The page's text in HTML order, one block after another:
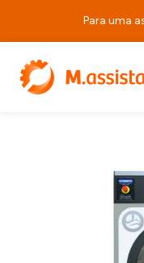
Para uma
Início |